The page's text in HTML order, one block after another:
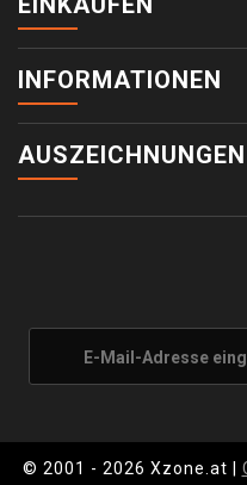
INFORMATIONEN
AUSZEICHNUNGEN
© 2001 - 2026 Xzone.at |